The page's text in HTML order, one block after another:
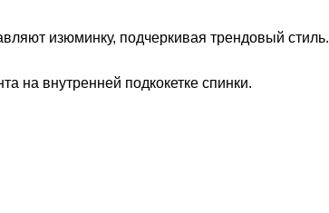
изюминку, подчеркивая трендовый стиль.
на внутренней подкокетке спинки.